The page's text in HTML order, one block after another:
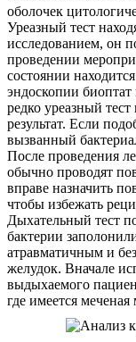
Отзывы
Статьи
Контакты
оболочек
Уреазный тест
исследованием, он
проведении
состоянии
эндоскопии
редко уреазный
результат. Если
вызванный
После проведения
обычно проводят
вправе назначить
чтобы избежать
Дыхательный тест
бактерии
атравматичным и
желудок. Вначале
выдыхаемого
где имеется